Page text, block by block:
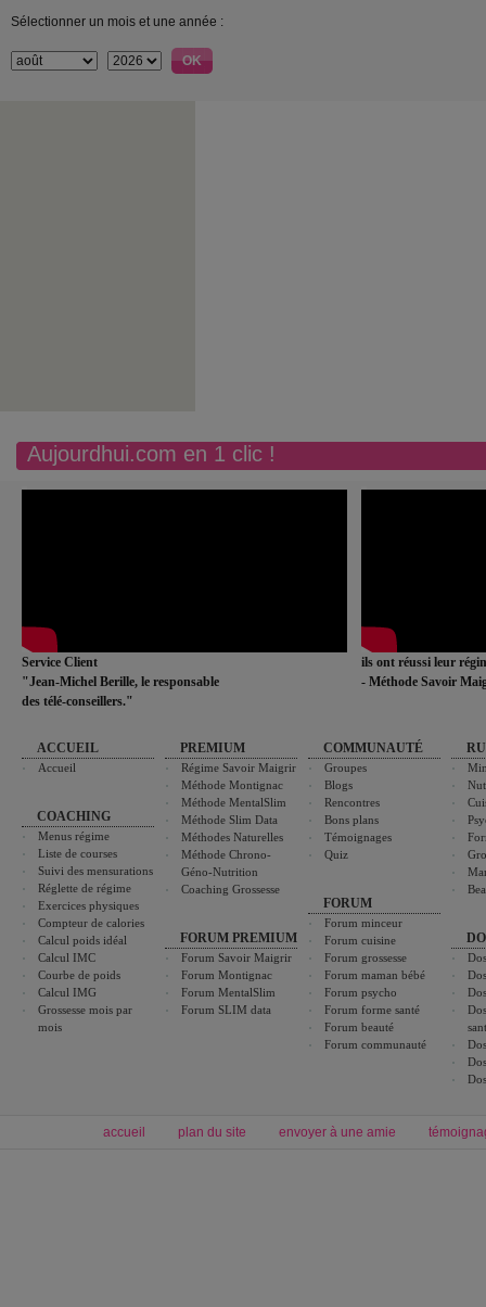
Sélectionner un mois et une année :
Aujourdhui.com en 1 clic !
Service Client
"Jean-Michel Berille, le responsable
des télé-conseillers."
ils ont réussi leur
- Méthode Savoir
ACCUEIL
Accueil
COACHING
Menus régime
Liste de courses
Suivi des mensurations
Réglette de régime
Exercices physiques
Compteur de calories
Calcul poids idéal
Calcul IMC
Courbe de poids
Calcul IMG
Grossesse mois par
mois
PREMIUM
Régime Savoir Maigrir
Méthode Montignac
Méthode MentalSlim
Méthode Slim Data
Méthodes Naturelles
Méthode Chrono-
Géno-Nutrition
Coaching Grossesse
FORUM PREMIUM
Forum Savoir Maigrir
Forum Montignac
Forum MentalSlim
Forum SLIM data
COMMUNAUTÉ
Groupes
Blogs
Rencontres
Bons plans
Témoignages
Quiz
FORUM
Forum minceur
Forum cuisine
Forum grossesse
Forum maman bébé
Forum psycho
Forum forme santé
Forum beauté
Forum communauté
accueil plan du site envoyer à une amie